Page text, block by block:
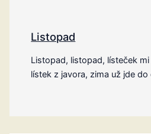
Listopad
Listopad, listopad, lísteček
lístek z javora, zima už jde do